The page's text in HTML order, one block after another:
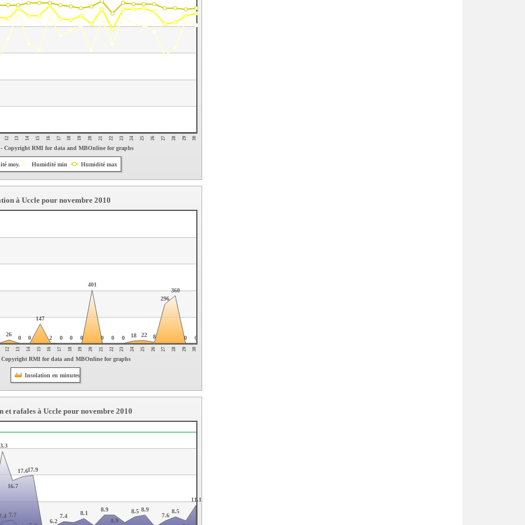
12 13 14 15 16 17 18 19 20 21 22 23 24 25 26 27 28 29 30
- Copyright RMI for data and MBOnline for graphs
moy. Humidité min Humidité max
12 13 14 15 16 17 18 19 20 21 22 23 24 25 26 27 28 29 30
Copyright RMI for data and MBOnline for graphs
26
0 0
147
2 0 0 0
401
0 0 0 18 22 8
296
360
0 0
Insolation en minutes
à Uccle pour novembre 2010
7.7
16.7
17.617.9
6.2
7.4
8.1
8.9
8.9
8.5 8.9
7.6
8.5
11.1
et rafales à Uccle pour novembre 2010